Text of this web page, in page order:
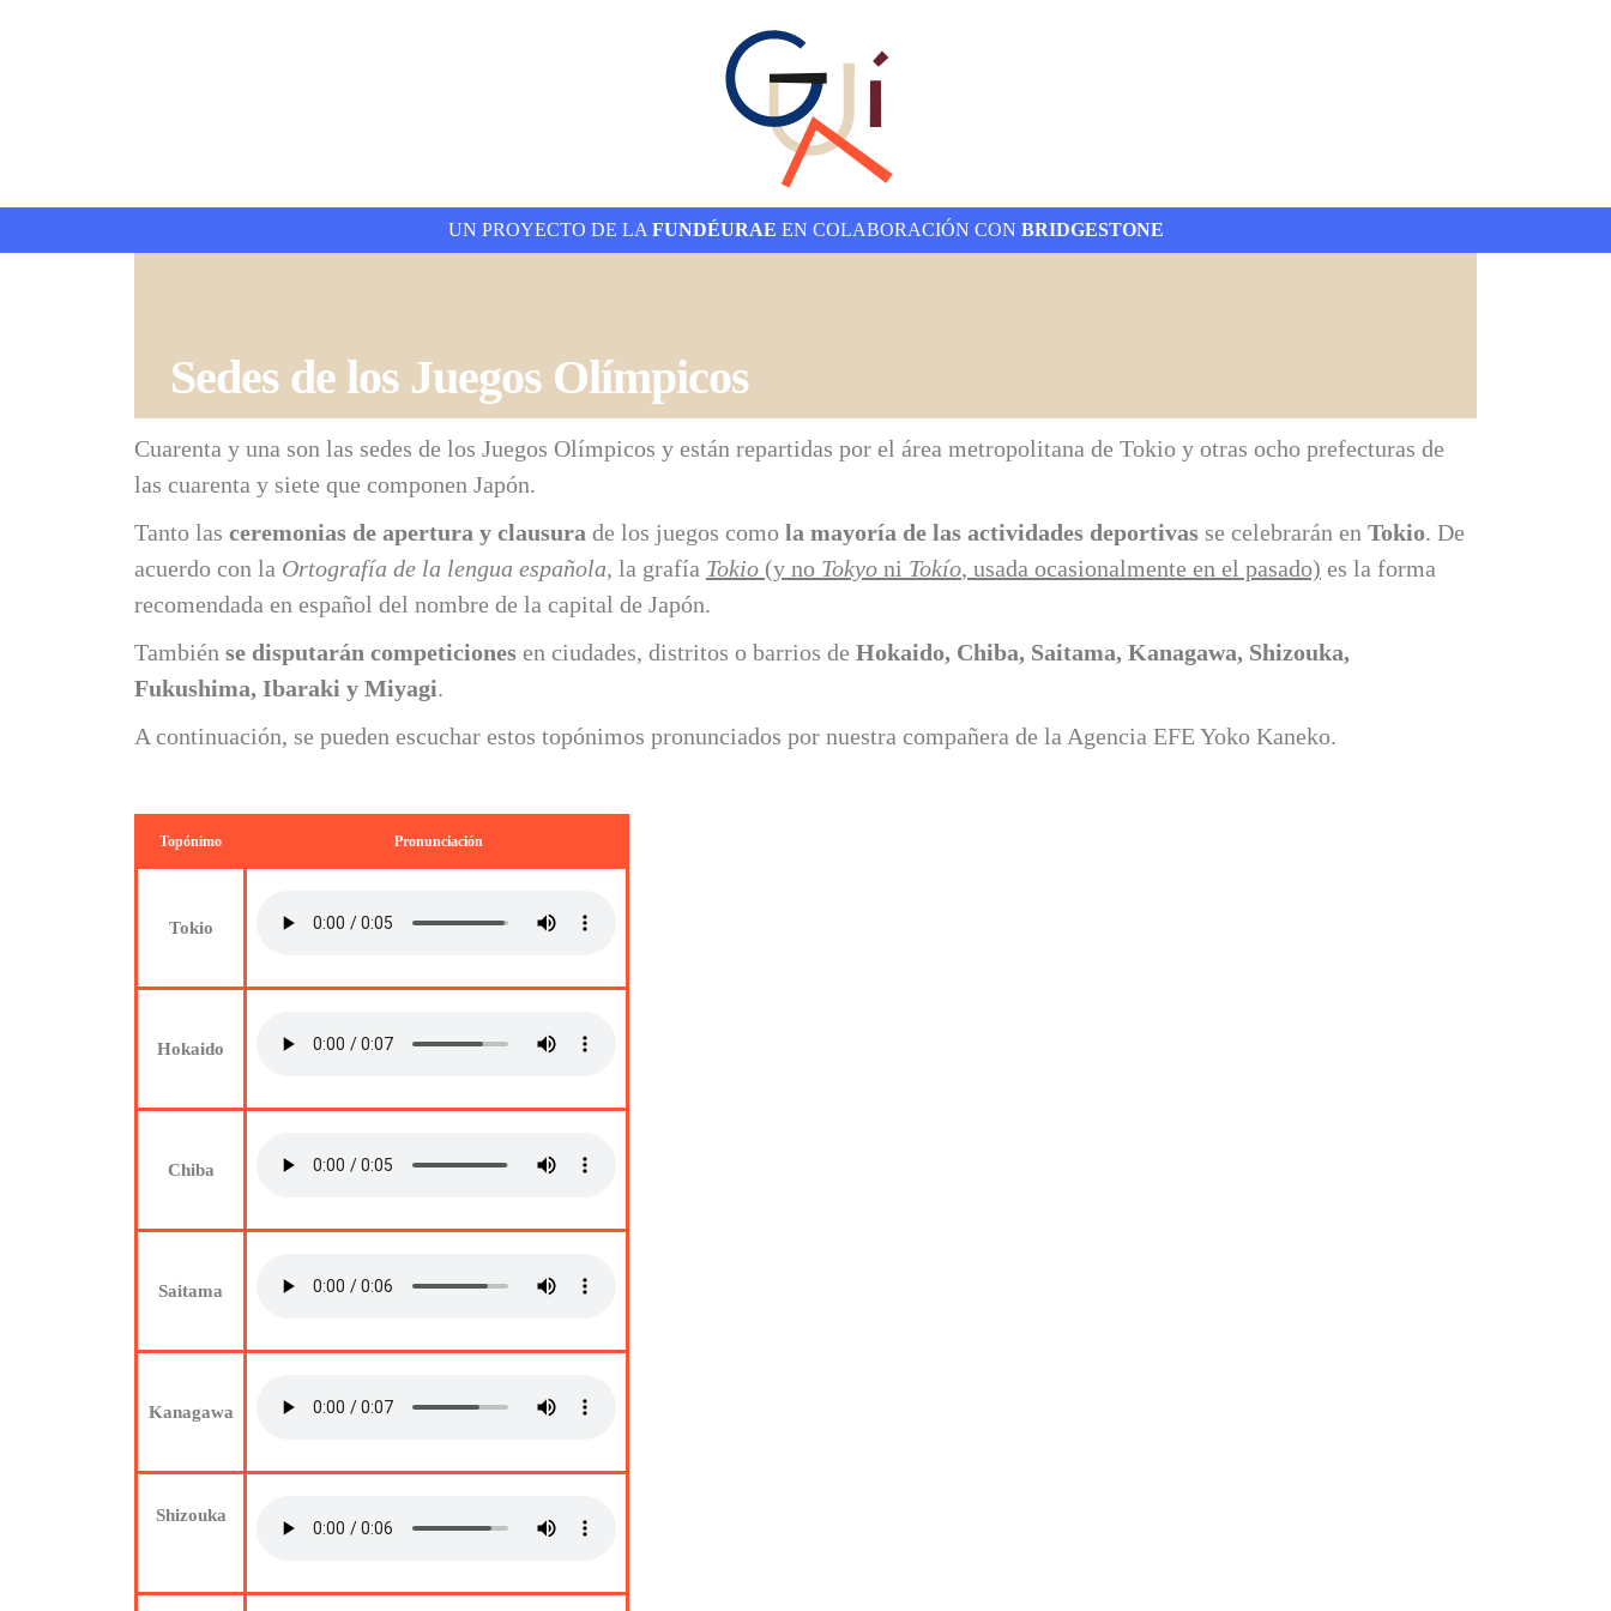
UN PROYECTO DE LA FUNDÉURAE EN COLABORACIÓN CON BRIDGESTONE
Sedes de los Juegos Olímpicos
Cuarenta y una son las sedes de los Juegos Olímpicos y están repartidas por el área metropolitana de Tokio y otras ocho prefecturas de
las cuarenta y siete que componen Japón.
Tanto las ceremonias de apertura y clausura de los juegos como la mayoría de las actividades deportivas se celebrarán en Tokio. De
acuerdo con la Ortografía de la lengua española, la grafía Tokio (y no Tokyo ni Tokío, usada ocasionalmente en el pasado) es la forma
recomendada en español del nombre de la capital de Japón.
También se disputarán competiciones en ciudades, distritos o barrios de Hokaido, Chiba, Saitama, Kanagawa, Shizouka,
Fukushima, Ibaraki y Miyagi.
A continuación, se pueden escuchar estos topónimos pronunciados por nuestra compañera de la Agencia EFE Yoko Kaneko.
Topónimo Pronunciación
Tokio
Hokaido
Chiba
Saitama
Kanagawa
Shizouka